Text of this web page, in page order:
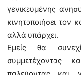
γενικευμένης
κινητοποιήσει τον
αλλά υπάρχει.
Εμείς θα
συμμετέχοντας